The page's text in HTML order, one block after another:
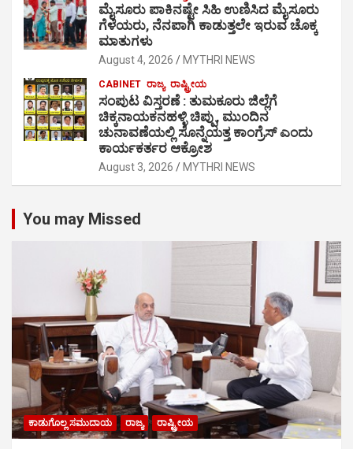
ಮೈಸೂರು ಪಾಕಿನಷ್ಟೇ ಸಿಹಿ ಉಣಿಸಿದ ಮೈಸೂರು
ಗೆಳೆಯರು, ನೆನಪಾಗಿ ಕಾಡುತ್ತಲೇ ಇರುವ ಚೊಕ್ಕ
ಮಾತುಗಳು
August 4, 2026 MYTHRI NEWS
CABINET ರಾಜ್ಯ ರಾಷ್ಟ್ರೀಯ
ಸಂಪುಟ ವಿಸ್ತರಣೆ : ತುಮಕೂರು ಜಿಲ್ಲೆಗೆ
ಚಿಕ್ಕನಾಯಕನಹಳ್ಳಿ ಚಿಪ್ಪು, ಮುಂದಿನ
ಚುನಾವಣೆಯಲ್ಲಿ ಸೊನ್ನೆಯತ್ತ ಕಾಂಗ್ರೆಸ್ ಎಂದು
ಕಾರ್ಯಕರ್ತರ ಆಕ್ರೋಶ
August 3, 2026 MYTHRI NEWS
You may Missed
ಕಾಡುಗೊಲ್ಲ ಸಮುದಾಯ ರಾಜ್ಯ ರಾಷ್ಟ್ರೀಯ